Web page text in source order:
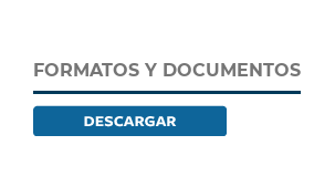
FORMATOS Y DOCUMENTOS